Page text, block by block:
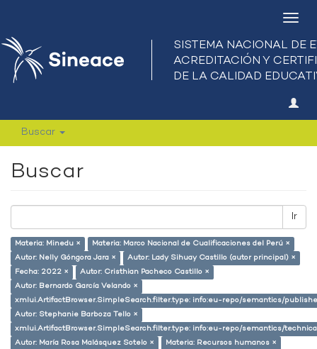
Buscar
Buscar
Ir
Materia: Minedu ×
Materia: Marco Nacional de Cualificaciones del Perú ×
Autor: Nelly Góngora Jara ×
Autor: Lady Sihuay Castillo (autor principal) ×
Fecha: 2022 ×
Autor: Cristhian Pacheco Castillo ×
Autor: Bernardo García Velando ×
xmlui.ArtifactBrowser.SimpleSearch.filter.type: info:eu-repo/semantics/
Autor: Stephanie Barboza Tello ×
xmlui.ArtifactBrowser.SimpleSearch.filter.type: info:eu-repo/semantics/
Autor: María Rosa Malásquez Sotelo ×
Materia: Recursos humanos ×